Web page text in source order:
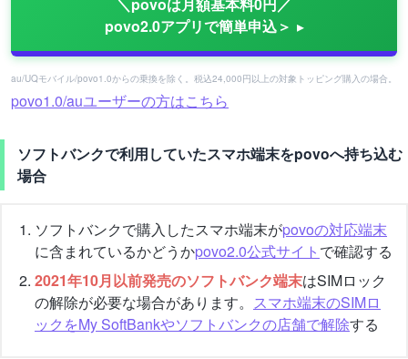
povo2.0アプリで簡単申込＞
au/UQモバイル/povo1.0からの乗換を除く。税込24,000円以上の対象トッピング購入の場合。
povo1.0/auユーザーの方はこちら
ソフトバンクで利用していたスマホ端末をpovoへ持ち込む
場合
ソフトバンクで購入したスマホ端末がpovoの対応端末
に含まれているかどうかpovo2.0公式サイト で確認する
2021年10月以前発売のソフトバンク端末はSIMロック
の解除が必要な場合があります。 スマホ端末のSIMロ
ックをMy SoftBankやソフトバンクの店舗で解除する